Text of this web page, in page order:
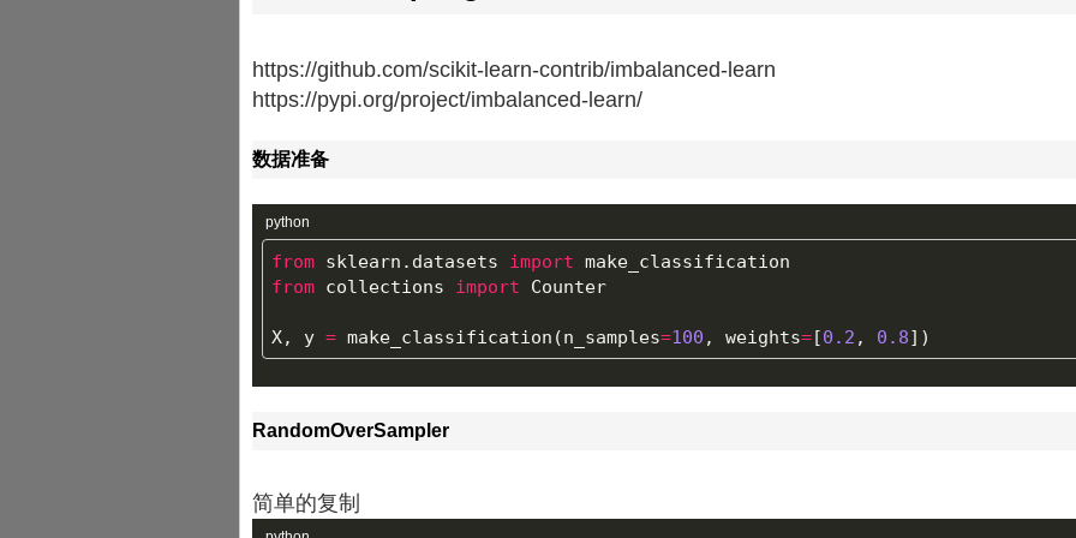
https://github.com/scikit-learn-contrib/imbalanced-learn
https://pypi.org/project/imbalanced-learn/
数据准备
from sklearn.datasets import
make_classification
from collections import Counter
X, y = make_classification (n_samples=100 , weights=[0.2 , 0.8])
python
RandomOverSampler
简单的复制